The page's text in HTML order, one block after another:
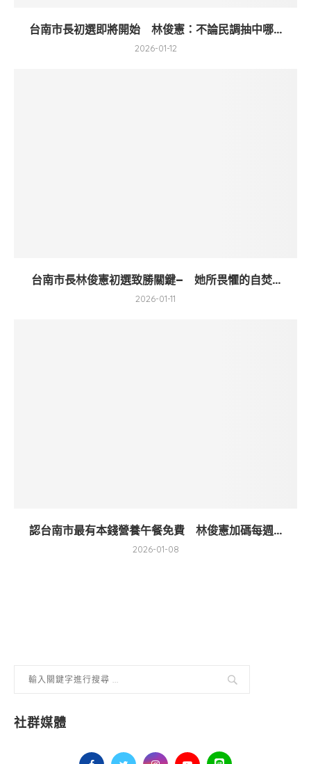
台南市長初選即將開始 林俊憲：不論民調抽中哪...
2026-01-12
台南市長林俊憲初選致勝關鍵– 她所畏懼的自焚...
2026-01-11
認台南市最有本錢營養午餐免費 林俊憲加碼每週...
2026-01-08
社群媒體